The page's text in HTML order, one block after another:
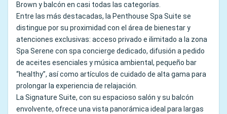
Brown y balcón en casi todas las categorías.
Entre las más destacadas, la Penthouse Spa Suite se
distingue por su proximidad con el área de bienestar y
atenciones exclusivas: acceso privado e ilimitado a la zona
Spa Serene con spa concierge dedicado, difusión a pedido
de aceites esenciales y música ambiental, pequeño bar
“healthy”, así como artículos de cuidado de alta gama para
prolongar la experiencia de relajación.
La Signature Suite, con su espacioso salón y su balcón
envolvente, ofrece una vista panorámica ideal para largas